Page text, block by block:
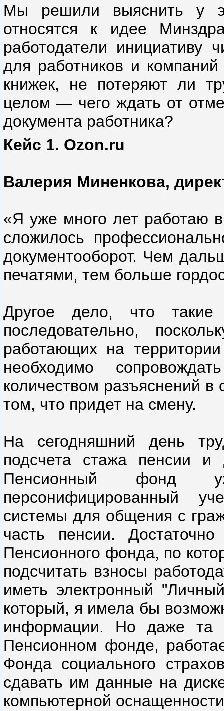
Мы решили выяснить у
относятся к идее
работодатели инициативу
для работников и
книжек, не потеряют ли
целом — чего ждать от
документа работника?
Кейс 1. Ozon.ru
Валерия Миненкова,
«Я уже много лет работаю
сложилось
документооборот. Чем
печатями, тем больше
Другое дело, что такие
последовательно,
работающих на
необходимо
количеством разъяснений
том, что придет на смену.
На сегодняшний день
подсчета стажа пенсии
Пенсионный фонд
персонифицированный
системы для общения с
часть пенсии.
Пенсионного фонда, по
подсчитать взносы
иметь электронный
который, я имела бы
информации. Но даже та
Пенсионном фонде,
Фонда социального
сдавать им данные на
компьютерной